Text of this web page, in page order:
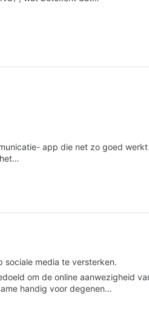
app die net zo goed
sociale media te versterken.
om de online aanwezigheid
handig voor degenen…